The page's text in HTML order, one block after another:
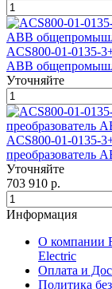
ACS800-01-0135-
ABB
Уточняйте
ACS800-01-0135-
преобразователь
Уточняйте
703 910 р.
Информация
О компании
Electric
Оплата и
Политика